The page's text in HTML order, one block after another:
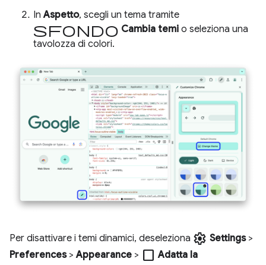
InAspetto, scegli un tema tramite
sfondo Cambia temi o seleziona una
tavolozza di colori.
Per disattivare i temi dinamici, deseleziona settings Settings>
Preferences>Appearance > check_box_outline_blank Adatta la